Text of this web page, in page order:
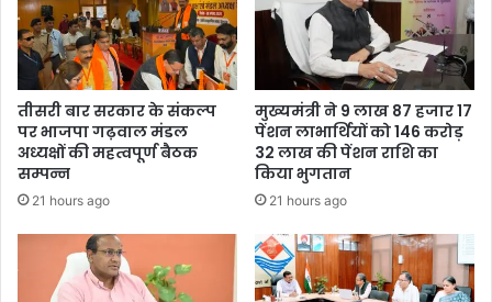
तीसरी बार सरकार के संकल्प
पर भाजपा गढ़वाल मंडल
अध्यक्षों की महत्वपूर्ण बैठक
सम्पन्न
21 hours ago
मुख्यमंत्री ने 9 लाख 87 हजार 17
पेंशन लाभार्थियों को 146 करोड़
32 लाख की पेंशन राशि का
किया भुगतान
21 hours ago